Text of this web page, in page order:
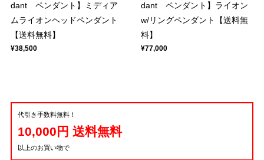
dant ペンダント】ミディア
ムライオンヘッドペンダント
【送料無料】
¥38,500
dant ペンダント】ライオン
w/リングペンダント【送料無
料】
¥77,000
代引き手数料無料！
10,000円 送料無料
以上のお買い物で